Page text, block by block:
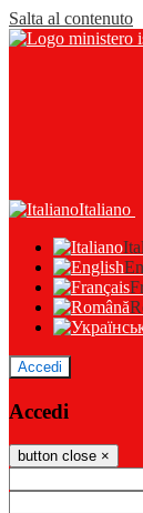
Salta al contenuto
Italiano
Accedi
Accedi
button close ×